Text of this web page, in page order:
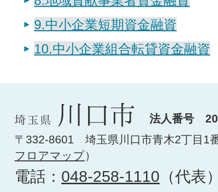
9.中小企業短期資金融資
10.中小企業組合転貸資金融資
法人番号
〒332-8601 埼玉県川口市青木2丁目1
フロアマップ）
電話： 048-258-1110 （代表